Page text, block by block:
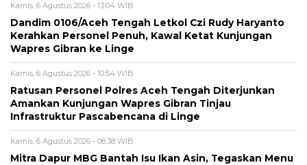
Kamis, 6 Agustus 2026 - 13:04 WIB
Dandim 0106/Aceh Tengah Letkol Czi Rudy Haryanto
Kerahkan Personel Penuh, Kawal Ketat Kunjungan
Wapres Gibran ke Linge
Kamis, 6 Agustus 2026 - 10:54 WIB
Ratusan Personel Polres Aceh Tengah Diterjunkan
Amankan Kunjungan Wapres Gibran Tinjau
Infrastruktur Pascabencana di Linge
Kamis, 6 Agustus 2026 - 08:38 WIB
‎Mitra Dapur MBG Bantah Isu Ikan Asin, Tegaskan Menu